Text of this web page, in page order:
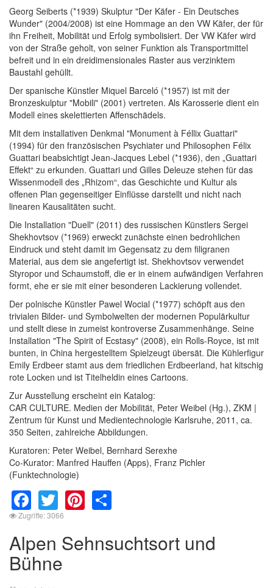
Georg Seiberts (*1939) Skulptur "Der Käfer - Ein Deutsches
Wunder" (2004/2008) ist eine Hommage an den VW Käfer, der für
ihn Freiheit, Mobilität und Erfolg symbolisiert. Der VW Käfer wird
von der Straße geholt, von seiner Funktion als Transportmittel
befreit und in ein dreidimensionales Raster aus verzinktem
Baustahl gehüllt.
Der spanische Künstler Miquel Barceló (*1957) ist mit der
Bronzeskulptur "Mobili" (2001) vertreten. Als Karosserie dient ein
Modell eines skelettierten Affenschädels.
Mit dem installativen Denkmal "Monument à Féllix Guattari"
(1994) für den französischen Psychiater und Philosophen Félix
Guattari beabsichtigt Jean-Jacques Lebel (*1936), den „Guattari
Effekt“ zu erkunden. Guattari und Gilles Deleuze stehen für das
Wissenmodell des „Rhizom“, das Geschichte und Kultur als
offenen Plan gegenseitiger Einflüsse darstellt und nicht nach
linearen Kausalitäten sucht.
Die Installation "Duell" (2011) des russischen Künstlers Sergei
Shekhovtsov (*1969) erweckt zunächste einen bedrohlichen
Eindruck und steht damit im Gegensatz zu dem filigranen
Material, aus dem sie angefertigt ist. Shekhovtsov verwendet
Styropor und Schaumstoff, die er in einem aufwändigen Verfahren
formt, ehe er sie mit einer besonderen Lackierung vollendet.
Der polnische Künstler Pawel Wocial (*1977) schöpft aus den
trivialen Bilder- und Symbolwelten der modernen Populärkultur
und stellt diese in zumeist kontroverse Zusammenhänge. Seine
Installation "The Spirit of Ecstasy" (2008), ein Rolls-Royce, ist mit
bunten, in China hergestelltem Spielzeugt übersät. Die Kühlerfigur
Emily Erdbeer stamt aus dem friedlichen Erdbeerland, hat kitschig
rote Locken und ist Titelheldin eines Cartoons.
Zur Ausstellung erscheint ein Katalog:
CAR CULTURE. Medien der Mobilität, Peter Weibel (Hg.), ZKM |
Zentrum für Kunst und Medientechnologie Karlsruhe, 2011, ca.
350 Seiten, zahlreiche Abbildungen.
Kuratoren: Peter Weibel, Bernhard Serexhe
Co-Kurator: Manfred Hauffen (Apps), Franz Pichler
(Funktechnologie)
Facebook
TwitterPinterest
Zugriffe: 3066
Alpen Sehnsuchtsort und
Bühne